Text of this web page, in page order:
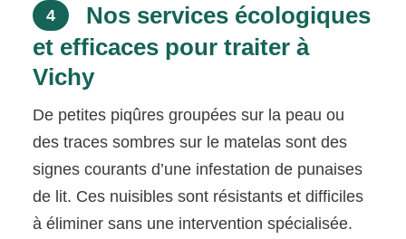
4
Nos services écologiques
et efficaces pour traiter à
Vichy
De petites piqûres groupées sur la peau ou
des traces sombres sur le matelas sont des
signes courants d’une infestation de punaises
de lit. Ces nuisibles sont résistants et difficiles
à éliminer sans une intervention spécialisée.